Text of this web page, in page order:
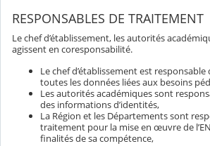
RESPONSABLES DE TRAITEMENT
Le chef d’établissement, les autorités
agissent en coresponsabilité.
Le chef d’établissement est
toutes les données liées aux besoins
Les autorités académiques sont
des informations d’identités,
La Région et les Départements sont
traitement pour la mise en œuvre de
finalités de sa compétence,